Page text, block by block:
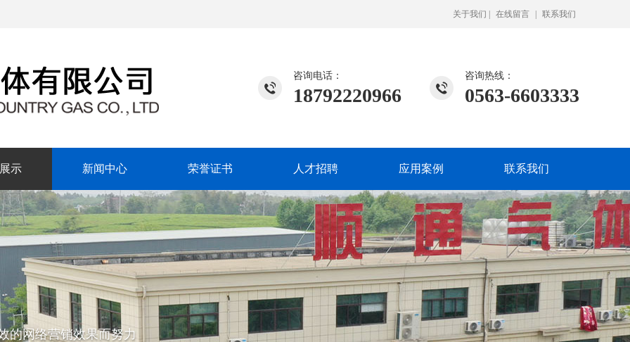
关于我们 在线留言 联系我们
咨询热线：
0563-6603333
咨询电话：
18792220966
示 新闻中心 荣誉证书 人才招聘 应用案例 联系我们
的网络营销效果而努力